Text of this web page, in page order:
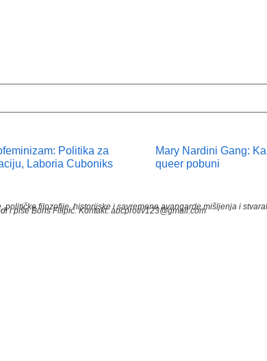
Politika za
Laboria Cuboniks
Mary Nardini Gang:
queer pobuni
filozofije, historijske i savremene avangarde mišljenja i
i piše Boris Filipić. Kontakt: abcprotiv123@gmail.com